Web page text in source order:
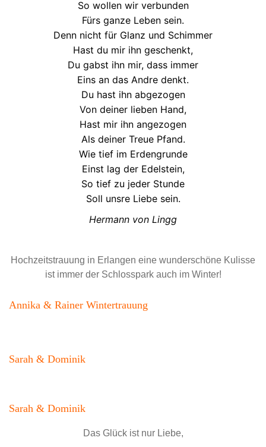
So wollen wir verbunden
Fürs ganze Leben sein.
Denn nicht für Glanz und Schimmer
Hast du mir ihn geschenkt,
Du gabst ihn mir, dass immer
Eins an das Andre denkt.
Du hast ihn abgezogen
Von deiner lieben Hand,
Hast mir ihn angezogen
Als deiner Treue Pfand.
Wie tief im Erdengrunde
Einst lag der Edelstein,
So tief zu jeder Stunde
Soll unsre Liebe sein.
Hermann von Lingg
Hochzeitstrauung in Erlangen eine wunderschöne Kulisse
ist immer der Schlosspark auch im Winter!
Annika & Rainer Wintertrauung
Sarah & Dominik
Sarah & Dominik
Das Glück ist nur Liebe,